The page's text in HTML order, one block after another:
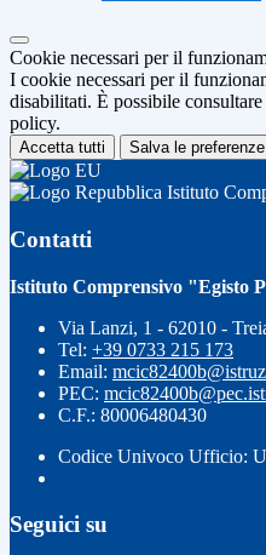
Cookie necessari per il
I cookie necessari per il
disabilitati. È possibile
policy.
Accetta tutti Salva le preferenze
Istituto
Contatti
Istituto Comprensivo "Egisto
Via Lanzi, 1 - 62010 -
Tel: +39 0733 215 173
Email:
PEC:
C.F.: 80006480430
Codice Univoco Ufficio:
Seguici su